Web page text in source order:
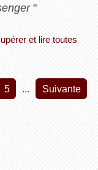
"
et lire toutes
5 ...
suivante